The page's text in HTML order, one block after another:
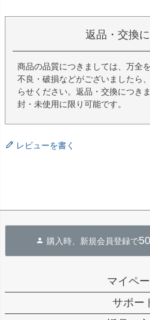
返品・交換
商品の品質につきましては、万全
不良・破損などがございましたら
らせください。返品・交換につき
封・未使用に限り可能です。
レビューを書く
購入時、新規会員登録で
マイペ
サポー